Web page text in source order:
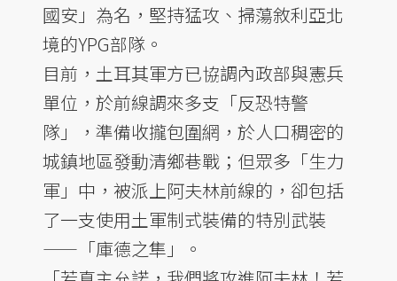
國安」為名，堅持猛攻、掃蕩敘利亞北
境的YPG部隊。
目前，土耳其軍方已協調內政部與憲兵
單位，於前線調來多支「反恐特警
隊」，準備收攏包圍網，於人口稠密的
城鎮地區發動清鄉巷戰；但眾多「生力
軍」中，被派上阿夫林前線的，卻包括
了一支使用土軍制式裝備的特別武裝
——「庫德之隼」。